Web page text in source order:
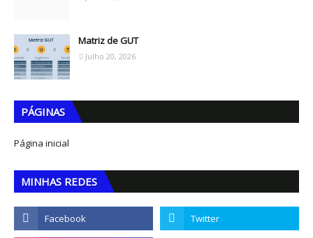
Matriz de GUT
Julho 20, 2026
PÁGINAS
Página inicial
MINHAS REDES